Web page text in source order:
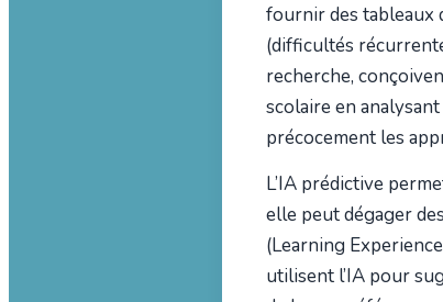
fournir des tableaux
(difficultés
recherche,
scolaire en
précocement les
L’IA prédictive
elle peut dégager
(Learning
utilisent l’IA pour